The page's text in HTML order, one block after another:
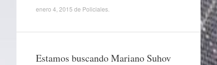
enero 4, 2015 de Policiales.
Estamos buscando Mariano Suhov